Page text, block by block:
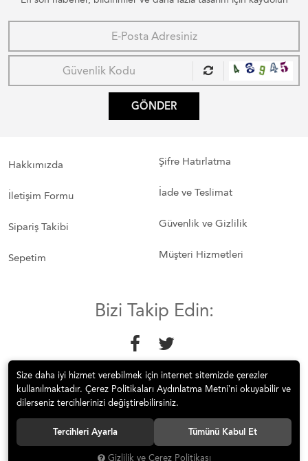
GÖNDER
Hakkımızda
İletişim Formu
Sipariş Takibi
Sepetim
Şifre Hatırlatma
İade ve Teslimat
Güvenlik ve Gizlilik
Müşteri Hizmetleri
Bizi Takip Edin:
© 2018 Mobilyakeyfi İnternet Teknolojileri Mobilya Sanayi İç ve Dış
Tic.Ltd.Şti. Tüm hakları saklıdır.
Size daha iyi hizmet verebilmek için internet sitemizde çerezler
kullanılmaktadır. Çerez Politikaları Aydınlatma Metni’ni okuyabilir ve
dilerseniz tercihlerinizi değiştirebilirsiniz.
Tercihleri Ayarla Tümünü Kabul Et
Gizlilik ve Çerez Politikası